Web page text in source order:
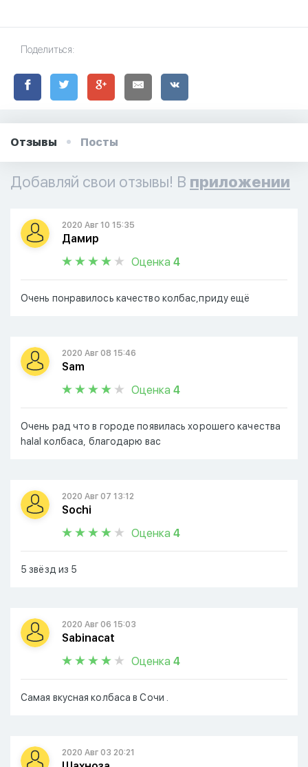
Поделиться:
Отзывы Посты
Добавляй свои отзывы! В приложении
2020 Авг 10 15:35
Дамир
Оценка 4
Очень понравилось качество колбас,приду ещё
2020 Авг 08 15:46
Sam
Оценка 4
Очень рад что в городе появилась хорошего качества
halal колбаса, благодарю вас
2020 Авг 07 13:12
Sochi
Оценка 4
5 звёзд из 5
2020 Авг 06 15:03
Sabinacat
Оценка 4
Самая вкусная колбаса в Сочи .
2020 Авг 03 20:21